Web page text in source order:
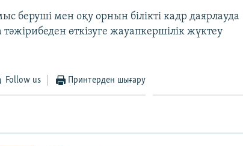
беруші мен оқу орнын білікті кадр даярлауда
өткізуге жауапкершілік жүктеу
Follow us Принтерден шығару